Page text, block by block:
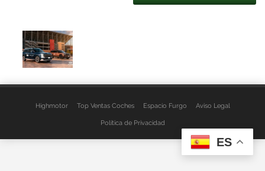
Highmotor Top Ventas Coches Espacio Furgo Aviso Legal
Política de Privacidad
ES